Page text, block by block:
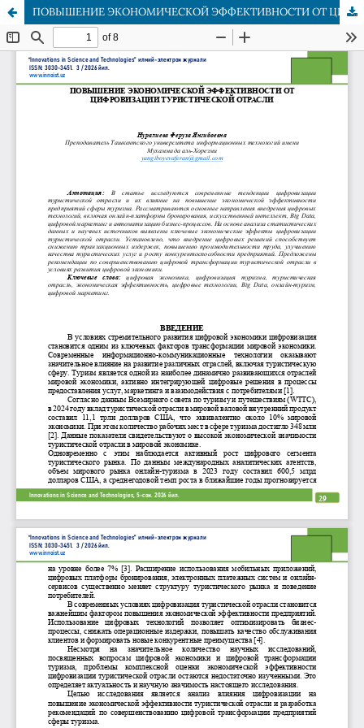
ПОВЫШЕНИЕ ЭКОНОМИЧЕСКОЙ ЭФФЕКТИВНОСТИ ОТ ЦИФРОВИЗАЦИИ ТУРИСТИЧЕСКОЙ ОТРАСЛИ